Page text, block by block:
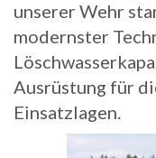
unserer Wehr
modernster
Ausrüstung für
Einsatzlagen.